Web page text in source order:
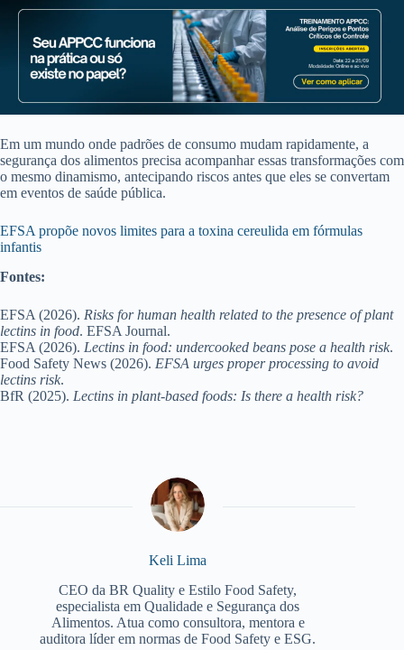
Em um mundo onde padrões de consumo mudam rapidamente, a
segurança dos alimentos precisa acompanhar essas transformações com
o mesmo dinamismo, antecipando riscos antes que eles se convertam
em eventos de saúde pública.
EFSA propõe novos limites para a toxina cereulida em fórmulas
infantis
Fontes:
EFSA (2026). Risks for human health related to the presence of plant
lectins in food. EFSA Journal.
EFSA (2026). Lectins in food: undercooked beans pose a health risk.
Food Safety News (2026). EFSA urges proper processing to avoid
lectins risk.
BfR (2025). Lectins in plant-based foods: Is there a health risk?
Keli Lima
CEO da BR Quality e Estilo Food Safety,
especialista em Qualidade e Segurança dos
Alimentos. Atua como consultora, mentora e
auditora líder em normas de Food Safety e ESG.